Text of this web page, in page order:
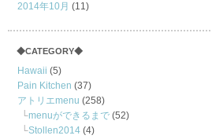
2014年10月 (11)
◆CATEGORY◆
Hawaii (5)
Pain Kitchen (37)
アトリエmenu (258)
menuができるまで (52)
Stollen2014 (4)